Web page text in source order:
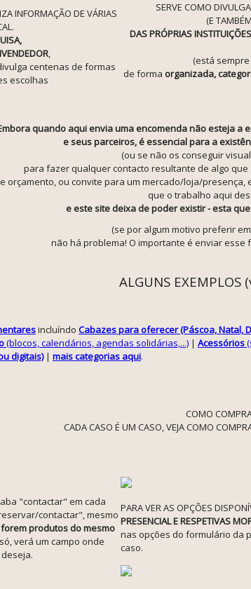
INFORMAÇÃO DE VÁRIAS
,
centenas de formas
escolhas
SERVE COMO
(E
DAS PRÓPRIAS
(está
de forma organizada,
quando aqui envia uma encomenda não esteja a
e seus parceiros, é essencial para a
(ou se não os conseguir
para fazer qualquer contacto resultante de algo
orçamento, ou convite para um mercado/loja/
que o trabalho aqui
e este site deixa de poder existir - esta
(se por algum motivo preferir
não há problema! O importante é enviar
ALGUNS
incluíndo Cabazes para oferecer (Páscoa, Natal,
(blocos, calendários, agendas solidárias,...) | Acessórios
digitais)| mais categorias aqui.
COMO
CADA CASO É UM CASO, VEJA COMO
"contactar" em cada
contactar", mesmo
produtos do mesmo
verá um campo onde
PARA VER AS OPÇÕES
PRESENCIAL E RESPETIVAS
nas opções do formulário da
caso.